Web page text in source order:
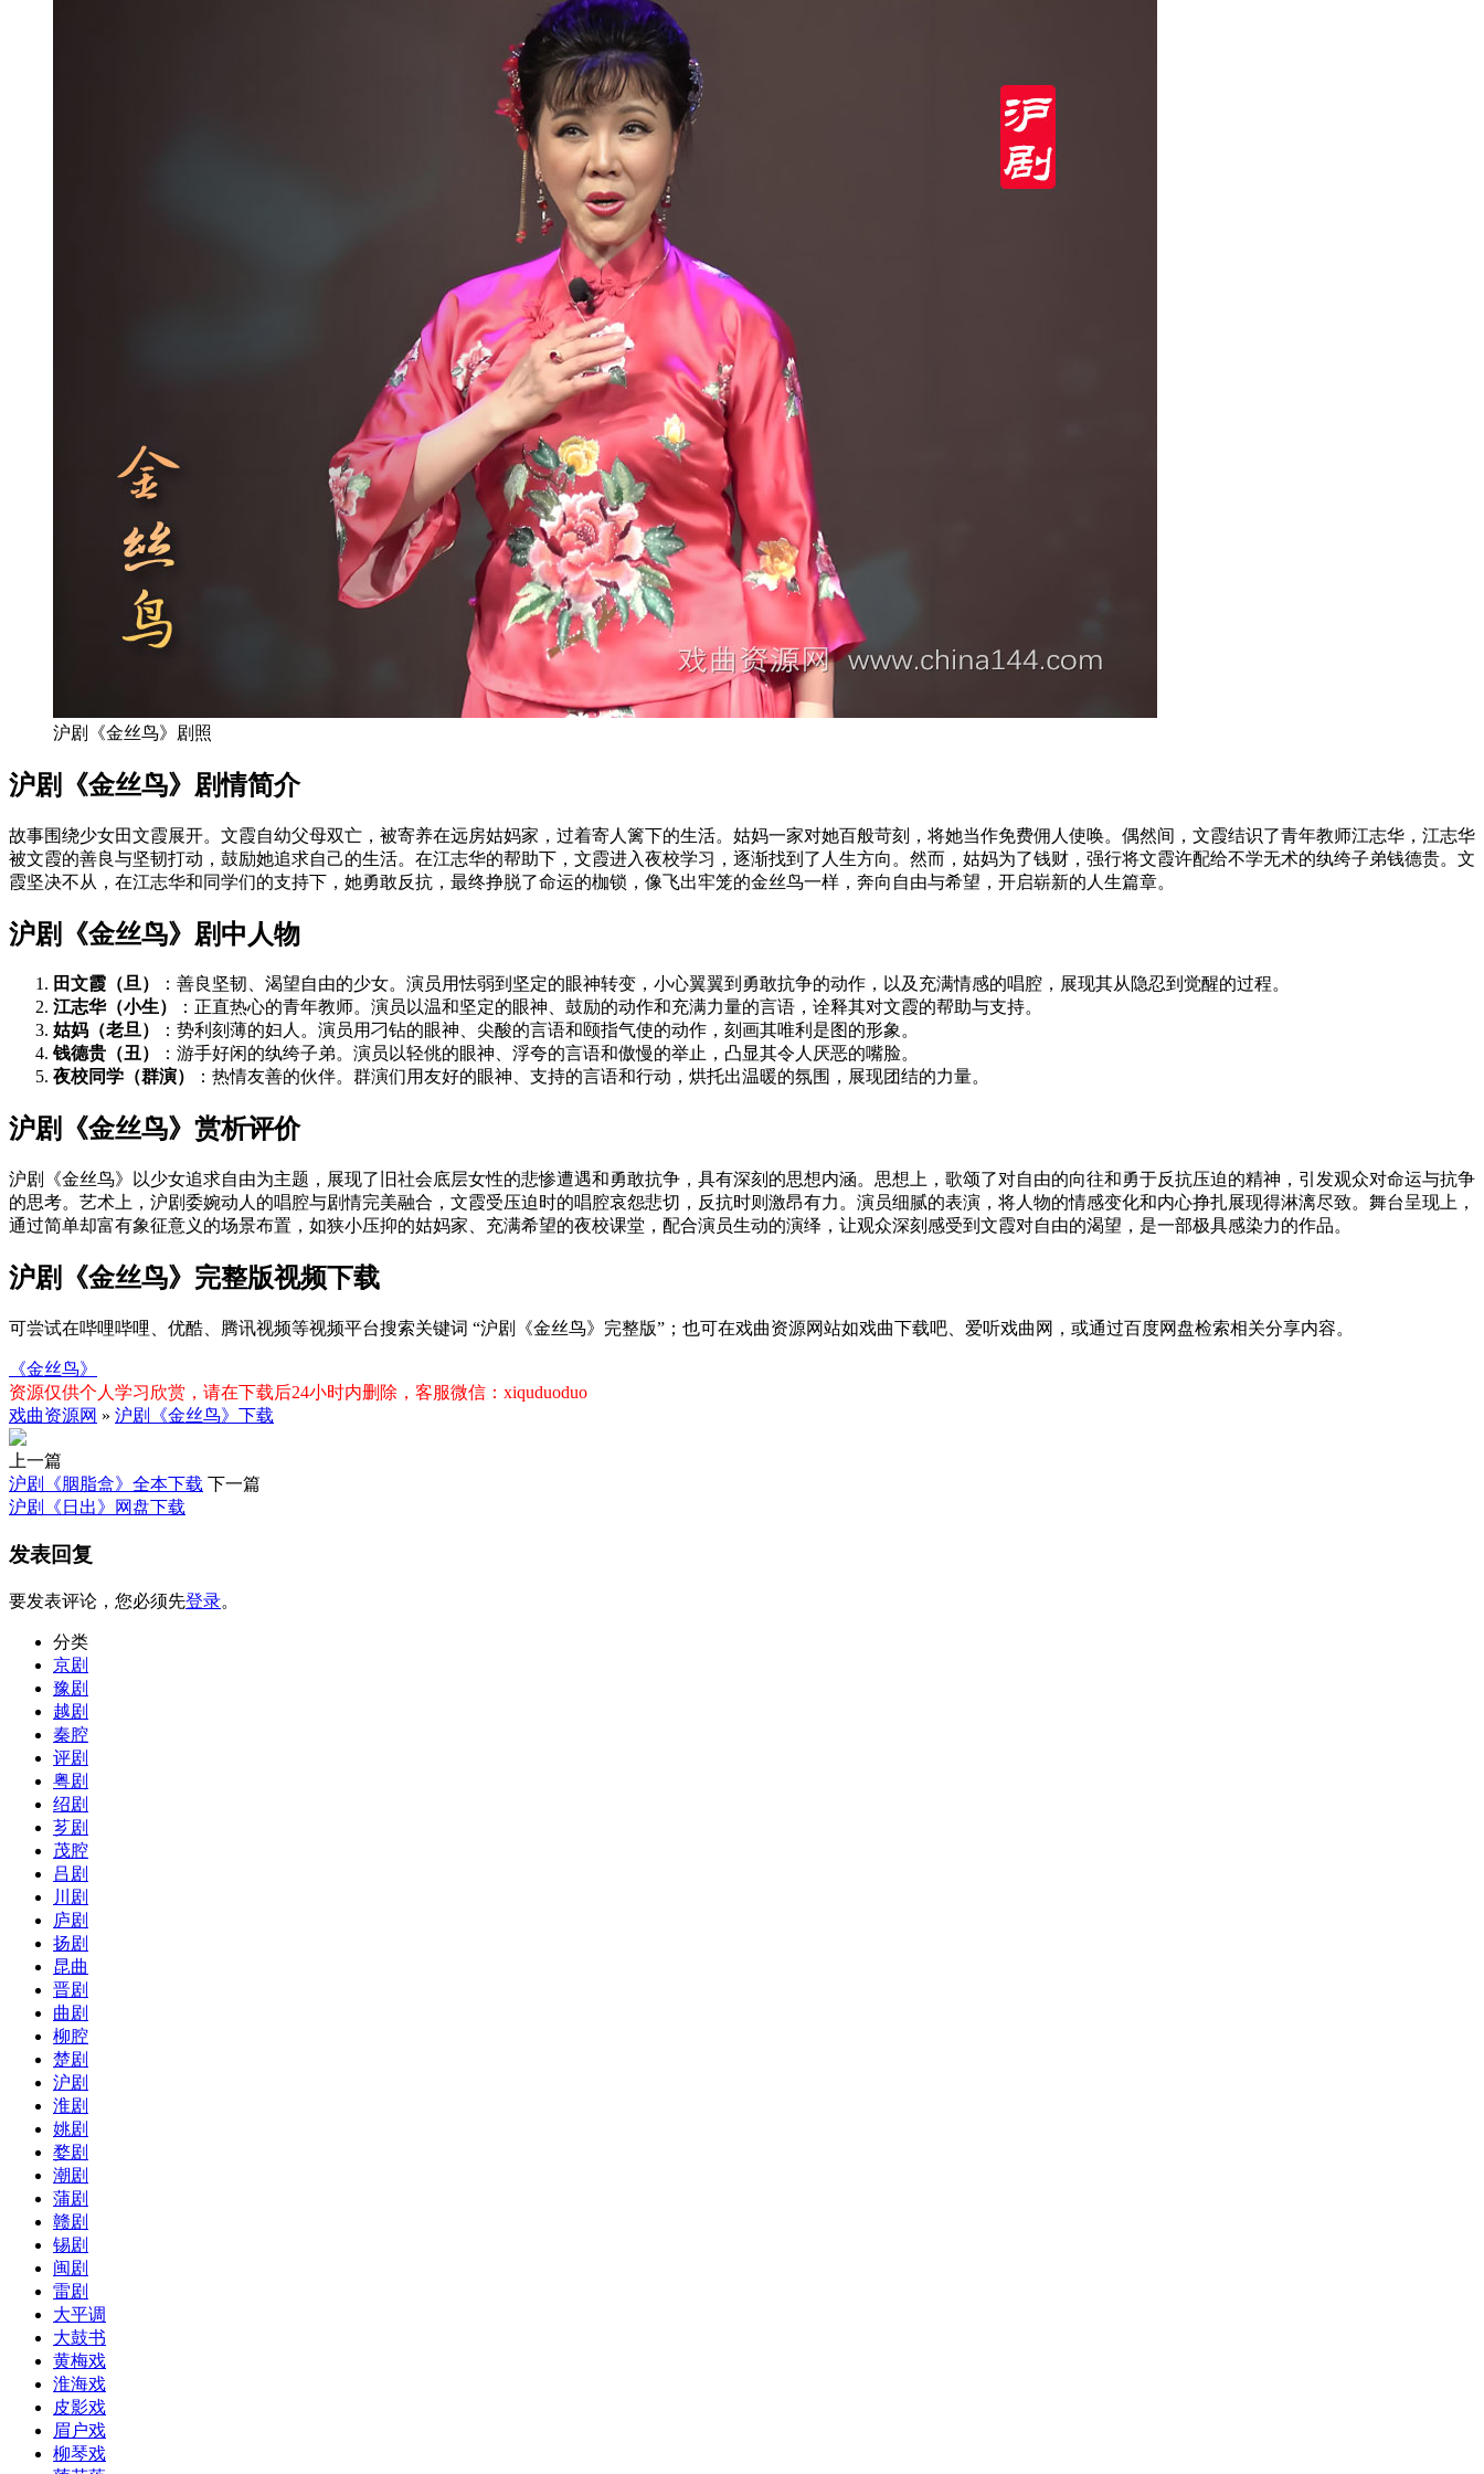
沪剧《金丝鸟》剧照
沪剧《金丝鸟》剧情简介
故事围绕少女田文霞展开。文霞自幼父母双亡，被寄养在远房姑妈家，过着寄人篱下的生活。姑妈一家对她百般苛刻，将她当作免费佣人使唤。偶然间，文霞结识了青年教师江志华，江志华
被文霞的善良与坚韧打动，鼓励她追求自己的生活。在江志华的帮助下，文霞进入夜校学习，逐渐找到了人生方向。然而，姑妈为了钱财，强行将文霞许配给不学无术的纨绔子弟钱德贵。文
霞坚决不从，在江志华和同学们的支持下，她勇敢反抗，最终挣脱了命运的枷锁，像飞出牢笼的金丝鸟一样，奔向自由与希望，开启崭新的人生篇章。
沪剧《金丝鸟》剧中人物
田文霞（旦）
：善良坚韧、渴望自由的少女。演员用怯弱到坚定的眼神转变，小心翼翼到勇敢抗争的动作，以及充满情感的唱腔，展现其从隐忍到觉醒的过程。
江志华（小生）
：正直热心的青年教师。演员以温和坚定的眼神、鼓励的动作和充满力量的言语，诠释其对文霞的帮助与支持。
姑妈（老旦）
：势利刻薄的妇人。演员用刁钻的眼神、尖酸的言语和颐指气使的动作，刻画其唯利是图的形象。
钱德贵（丑）
：游手好闲的纨绔子弟。演员以轻佻的眼神、浮夸的言语和傲慢的举止，凸显其令人厌恶的嘴脸。
夜校同学（群演）
：热情友善的伙伴。群演们用友好的眼神、支持的言语和行动，烘托出温暖的氛围，展现团结的力量。
沪剧《金丝鸟》赏析评价
沪剧《金丝鸟》以少女追求自由为主题，展现了旧社会底层女性的悲惨遭遇和勇敢抗争，具有深刻的思想内涵。思想上，歌颂了对自由的向往和勇于反抗压迫的精神，引发观众对命运与抗争
的思考。艺术上，沪剧委婉动人的唱腔与剧情完美融合，文霞受压迫时的唱腔哀怨悲切，反抗时则激昂有力。演员细腻的表演，将人物的情感变化和内心挣扎展现得淋漓尽致。舞台呈现上，
通过简单却富有象征意义的场景布置，如狭小压抑的姑妈家、充满希望的夜校课堂，配合演员生动的演绎，让观众深刻感受到文霞对自由的渴望，是一部极具感染力的作品。
沪剧《金丝鸟》完整版视频下载
可尝试在哔哩哔哩、优酷、腾讯视频等视频平台搜索关键词 “沪剧《金丝鸟》完整版”；也可在戏曲资源网站如戏曲下载吧、爱听戏曲网，或通过百度网盘检索相关分享内容。
《金丝鸟》
资源仅供个人学习欣赏，请在下载后24小时内删除，客服微信：xiquduoduo
戏曲资源网 » 沪剧《金丝鸟》下载
上一篇
沪剧《胭脂盒》全本下载 下一篇
沪剧《日出》网盘下载
发表回复
要发表评论，您必须先登录。
分类
京剧
豫剧
越剧
秦腔
评剧
粤剧
绍剧
芗剧
茂腔
吕剧
川剧
庐剧
扬剧
昆曲
晋剧
曲剧
柳腔
楚剧
沪剧
淮剧
姚剧
婺剧
潮剧
蒲剧
赣剧
锡剧
闽剧
雷剧
大平调
大鼓书
黄梅戏
淮海戏
皮影戏
眉户戏
柳琴戏